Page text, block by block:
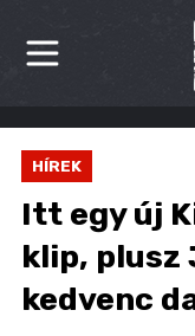
HÍREK
KRITIKÁK
BESZÁMOLÓK
INTERJÚK
HÍREK
Itt egy új
klip, plusz
kedvenc